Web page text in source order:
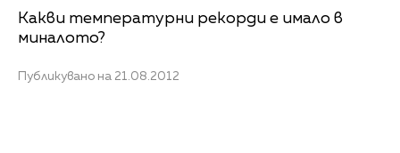
Какви температурни рекорди е имало в
миналото?
Публикувано на 21.08.2012